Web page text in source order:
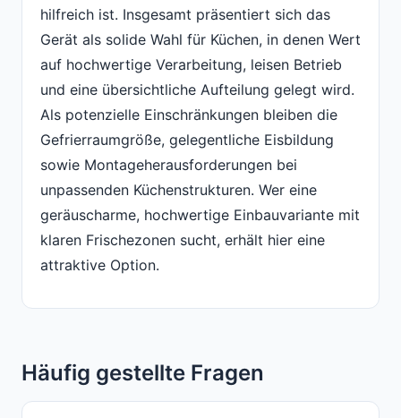
hilfreich ist. Insgesamt präsentiert sich das
Gerät als solide Wahl für Küchen, in denen Wert
auf hochwertige Verarbeitung, leisen Betrieb
und eine übersichtliche Aufteilung gelegt wird.
Als potenzielle Einschränkungen bleiben die
Gefrierraumgröße, gelegentliche Eisbildung
sowie Montageherausforderungen bei
unpassenden Küchenstrukturen. Wer eine
geräuscharme, hochwertige Einbauvariante mit
klaren Frischezonen sucht, erhält hier eine
attraktive Option.
Häufig gestellte Fragen